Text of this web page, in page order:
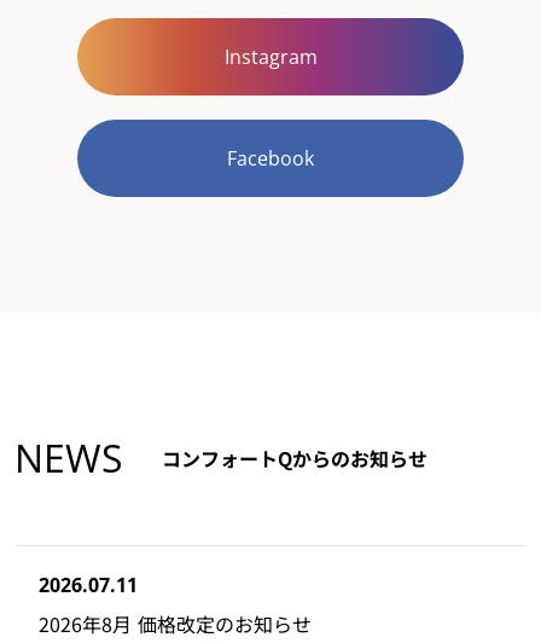
Instagram
Facebook
NEWS コンフォートQからのお知らせ
2026.07.11
2026年8月 価格改定のお知らせ